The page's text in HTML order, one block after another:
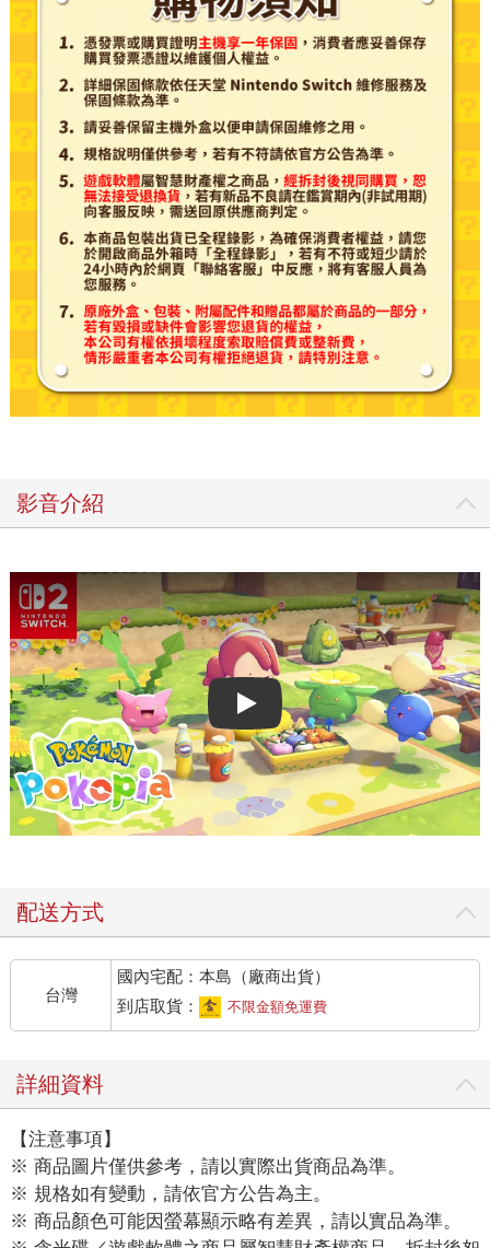
影音介紹
Play video
配送方式
台灣
國內宅配：本島（廠商出貨）
到店取貨：
不限金額免運費
詳細資料
【注意事項】
※ 商品圖片僅供參考，請以實際出貨商品為準。
※ 規格如有變動，請依官方公告為主。
※ 商品顏色可能因螢幕顯示略有差異，請以實品為準。